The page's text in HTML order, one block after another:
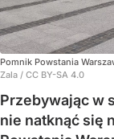
Pomnik Powstania
Zala / CC BY-SA 4.0
Przebywając w
nie natknąć się